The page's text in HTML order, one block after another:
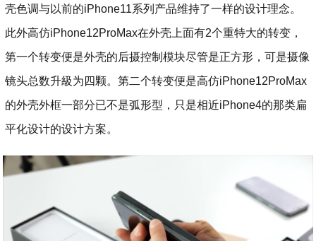
壳色调与以前的iPhone11系列产品维持了一样的设计理念。
此外高仿iPhone12ProMax在外壳上面有2个重特大的转变，
第一个转变便是外壳的后摄控制模块尽管是正方形，可是摄像
镜头总数升級为四颗。第二个转变便是高仿iPhone12ProMax
的外壳外框一部分已不是弧形型，只是相近iPhone4的那类扁
平化设计的设计方案。